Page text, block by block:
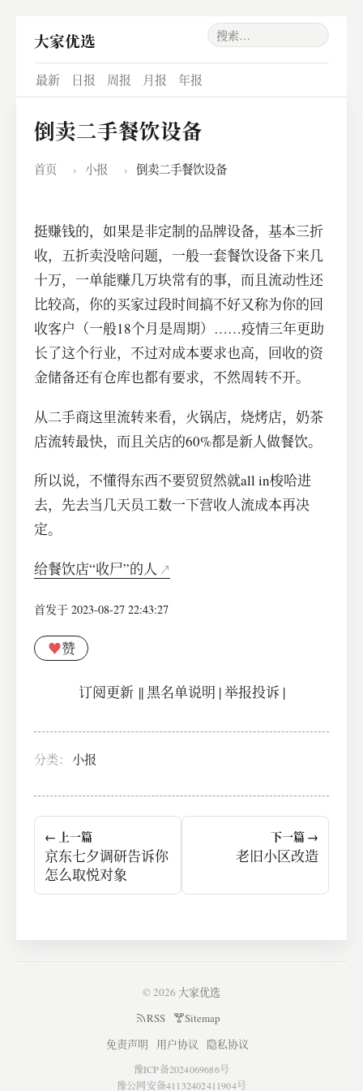
大家优选
最新 日报 周报 月报 年报
倒卖二手餐饮设备
首页 › 小报 › 倒卖二手餐饮设备
挺赚钱的，如果是非定制的品牌设备，基本三折
收，五折卖没啥问题，一般一套餐饮设备下来几
十万，一单能赚几万块常有的事，而且流动性还
比较高，你的买家过段时间搞不好又称为你的回
收客户（一般18个月是周期）……疫情三年更助
长了这个行业，不过对成本要求也高，回收的资
金储备还有仓库也都有要求，不然周转不开。
从二手商这里流转来看，火锅店，烧烤店，奶茶
店流转最快，而且关店的60%都是新人做餐饮。
所以说，不懂得东西不要贸贸然就all in梭哈进
去，先去当几天员工数一下营收人流成本再决
定。
给餐饮店“收尸”的人
首发于 2023-08-27 22:43:27
♥赞
订阅更新||黑名单说明 |举报投诉 |
分类： 小报
← 上一篇
京东七夕调研告诉你
怎么取悦对象
下一篇 →
老旧小区改造
© 2026 大家优选
RSS
Sitemap
免责声明
用户协议 隐私协议
豫ICP备2024069686号
豫公网安备41132402411904号